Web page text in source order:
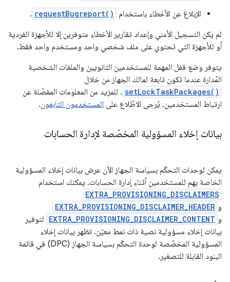
الإبلاغ عن الأخطاء باستخدام
requestBugreport()
.
لم يكن التسجيل الأمني وإعداد تقارير الأخطاء متوفرين إلا للأجهزة الفردية
أو للأجهزة التي تحتوي على ملف شخصي واحد ومستخدم واحد فقط.
يتوفر وضع قفل المهمة للمستخدمين الثانويين والملفات الشخصية
المُدارة عندما تكون تابعة لمالك الجهاز من خلال
setLockTaskPackages() . للمزيد من المعلومات المفصّلة عن
ارتباط المستخدمين، يُرجى الاطّلاع على المستخدمون التابعون.
بيانات إخلاء المسؤولية المخصّصة لإدارة الحسابات
يمكن لوحدات التحكّم بسياسة الجهاز الآن عرض بيانات إخلاء المسؤولية
الخاصة بهم للمستخدمين أثناء إدارة الحسابات. يمكنك استخدام
EXTRA_PROVISIONING_DISCLAIMERS
و EXTRA_PROVISIONING_DISCLAIMER_HEADER
و EXTRA_PROVISIONING_DISCLAIMER_CONTENT لتوفير
بيانات إخلاء مسؤولية نصية ذات نمط معيّن. تظهر بيانات إخلاء
المسؤولية المخصّصة لوحدة التحكّم بسياسة الجهاز (DPC) في قائمة
البنود القابلة للتصغير.